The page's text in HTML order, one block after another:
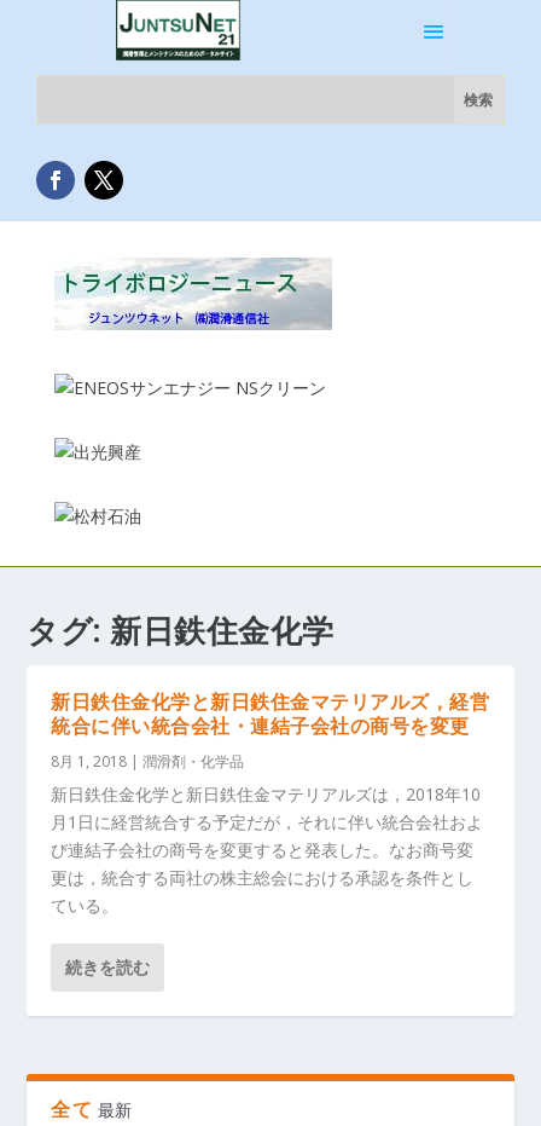
タグ: 新日鉄住金化学
新日鉄住金化学と新日鉄住金マテリアルズ，経営
統合に伴い統合会社・連結子会社の商号を変更
8月 1, 2018 |潤滑剤・化学品
新日鉄住金化学と新日鉄住金マテリアルズは，2018年10
月1日に経営統合する予定だが，それに伴い統合会社およ
び連結子会社の商号を変更すると発表した。なお商号変
更は，統合する両社の株主総会における承認を条件とし
ている。
続きを読む
全て 最新